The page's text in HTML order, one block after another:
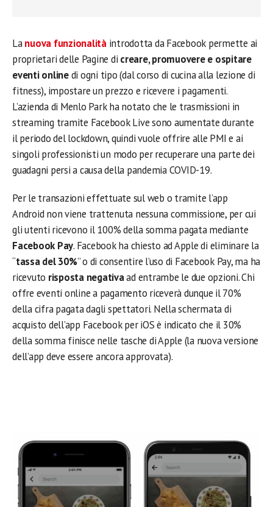
Lanuova funzionalitàintrodotta da Facebook permette ai
proprietari delle Pagine di creare, promuovere e ospitare
eventi onlinedi ogni tipo (dal corso di cucina alla lezione di
fitness), impostare un prezzo e ricevere i pagamenti.
L’azienda di Menlo Park ha notato che le trasmissioni in
streaming tramite Facebook Live sono aumentate durante
il periodo del lockdown, quindi vuole offrire alle PMI e ai
singoli professionisti un modo per recuperare una parte dei
guadagni persi a causa della pandemia COVID-19.
Per le transazioni effettuate sul web o tramite l’app
Android non viene trattenuta nessuna commissione, per cui
gli utenti ricevono il 100% della somma pagata mediante
Facebook Pay. Facebook ha chiesto ad Apple di eliminare la
“tassa del 30%” o di consentire l’uso di Facebook Pay, ma ha
ricevuto risposta negativaad entrambe le due opzioni. Chi
offre eventi online a pagamento riceverà dunque il 70%
della cifra pagata dagli spettatori. Nella schermata di
acquisto dell’app Facebook per iOS è indicato che il 30%
della somma finisce nelle tasche di Apple (la nuova versione
dell’app deve essere ancora approvata).